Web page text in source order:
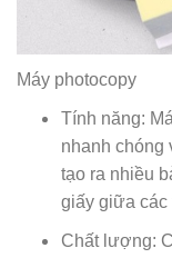
Máy photocopy
Tính năng:
nhanh chóng
tạo ra nhiều
giấy giữa các
Chất lượng: